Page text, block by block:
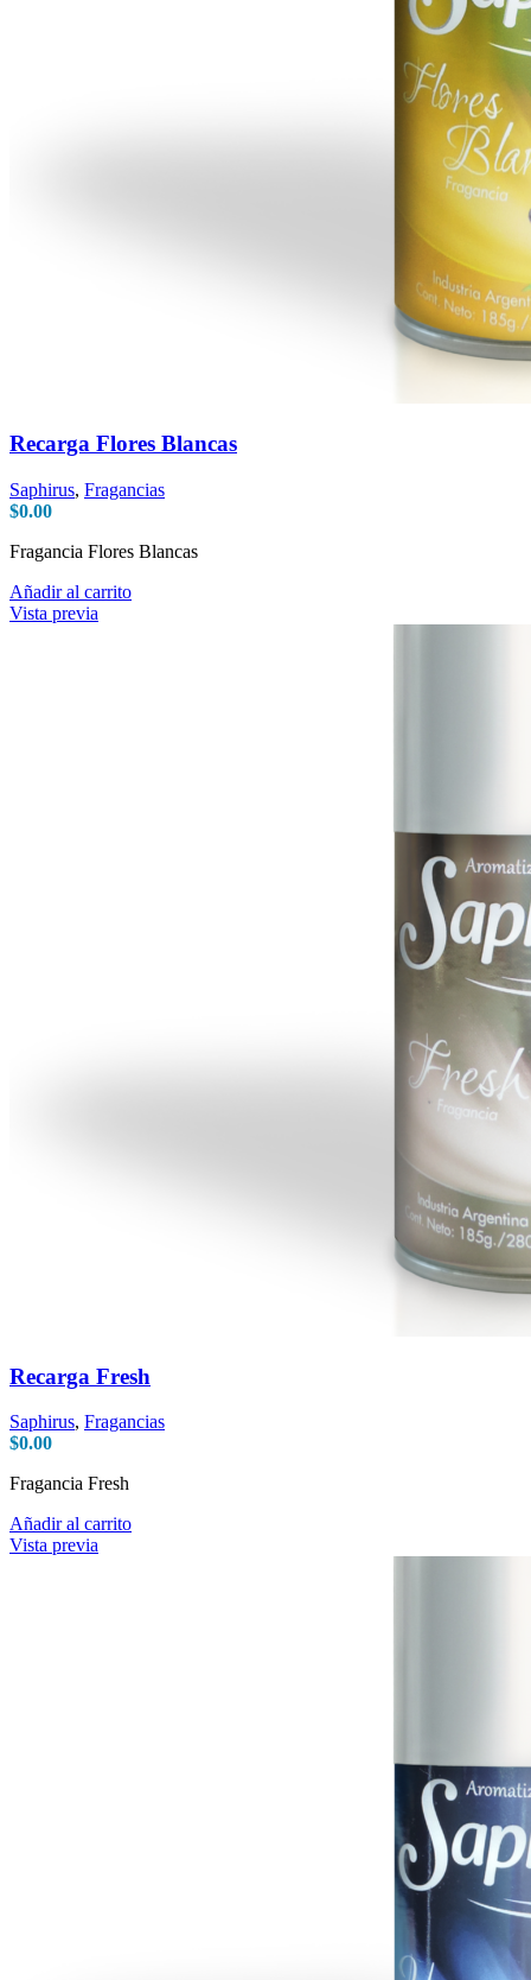
Recarga Flores Blancas
Saphirus, Fragancias
$0.00
Fragancia Flores Blancas
Añadir al carrito
Vista previa
Recarga Fresh
Saphirus, Fragancias
$0.00
Fragancia Fresh
Añadir al carrito
Vista previa